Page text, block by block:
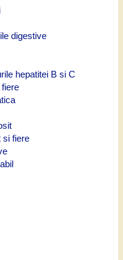
digestive
hepatitei B si C
si fiere